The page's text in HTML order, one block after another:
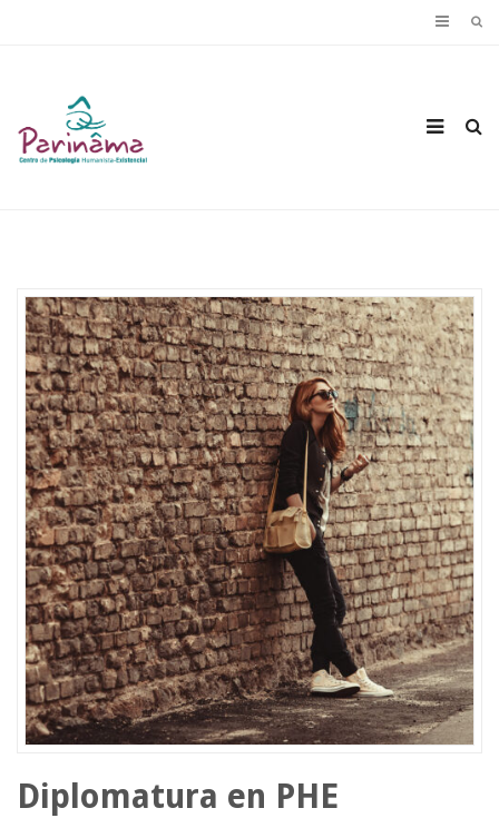
Diplomatura en PHE